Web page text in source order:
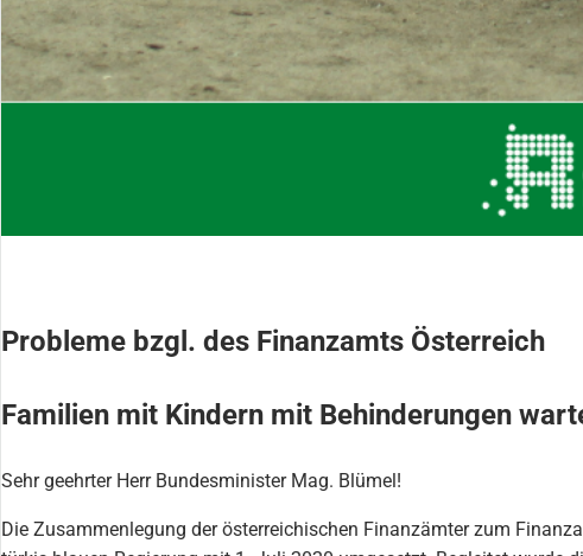
Probleme bzgl. des Finanzamts Österreich
Familien mit Kindern mit Behinderungen
Sehr geehrter Herr Bundesminister Mag. Blümel!
Die Zusammenlegung der österreichischen Finanzämter zum